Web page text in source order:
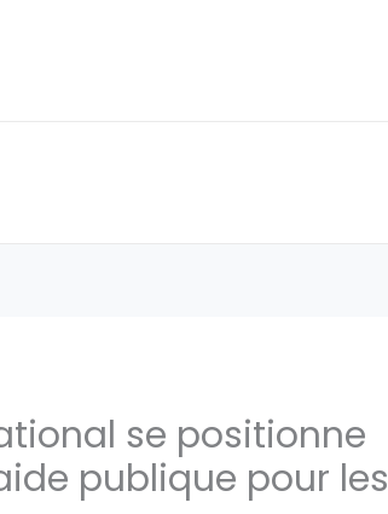
se positionne
publique pour les